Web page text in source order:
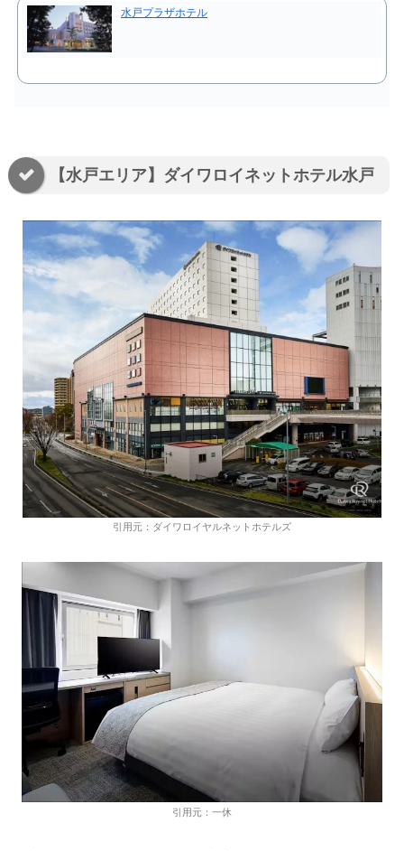
水戸プラザホテル
【水戸エリア】ダイワロイネットホテル水戸
引用元：ダイワロイヤルネットホテルズ
引用元：一休